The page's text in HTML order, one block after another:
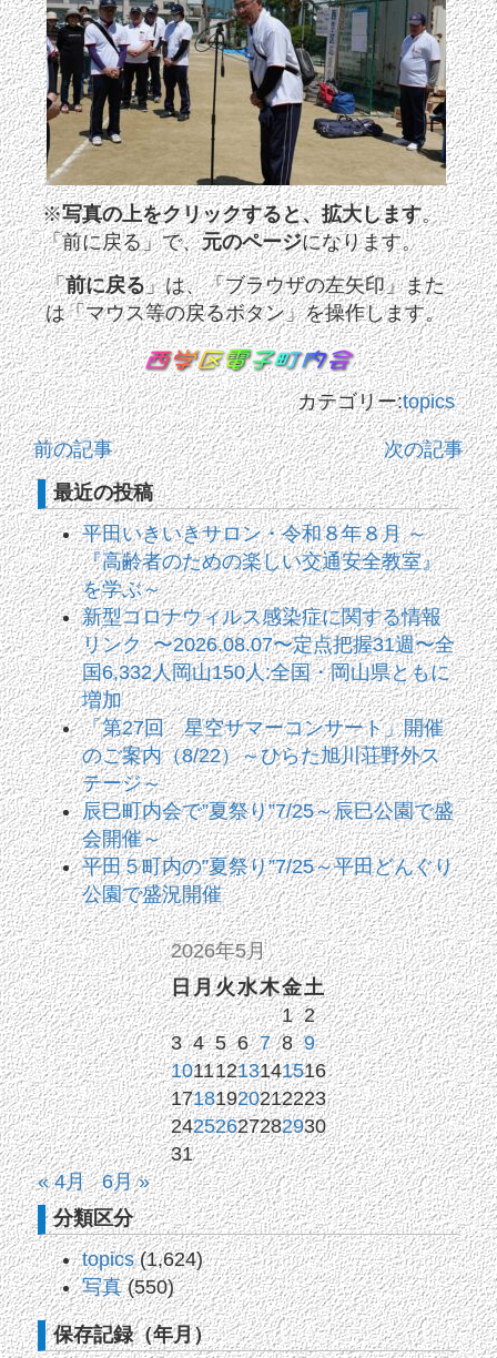
※写真の上をクリックすると、拡大します。
「前に戻る」で、元のページになります。
「前に戻る」は、「ブラウザの左矢印」また
は「マウス等の戻るボタン」を操作します。
カテゴリー:topics
前の記事
次の記事
最近の投稿
平田いきいきサロン・令和８年８月 ～
『高齢者のための楽しい交通安全教室』
を学ぶ～
新型コロナウィルス感染症に関する情報
リンク 〜2026.08.07〜定点把握31週〜全
国6,332人岡山150人:全国・岡山県ともに
増加
「第27回 星空サマーコンサート」開催
のご案内（8/22）～ひらた旭川荘野外ス
テージ～
辰巳町内会で”夏祭り”7/25～辰巳公園で盛
会開催～
平田５町内の”夏祭り”7/25～平田どんぐり
公園で盛況開催
2026年5月
日月火水木金土
1 2
3 4 5 6 7 8 9
10111213141516
17181920212223
24252627282930
31
« 4月
6月 »
分類区分
topics(1,624)
写真(550)
保存記録（年月）